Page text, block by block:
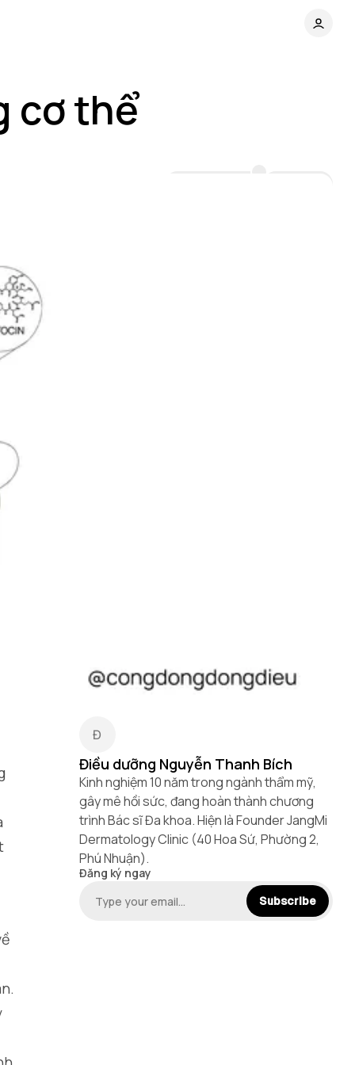
cơ thể
Điều dưỡng Nguyễn Thanh Bích
Kinh nghiệm 10 năm trong ngành thẩm mỹ,
gây mê hồi sức, đang hoàn thành chương
trình Bác sĩ Đa khoa. Hiện là Founder JangMi
Dermatology Clinic (40 Hoa Sứ, Phường 2,
Phú Nhuận).
Đăng ký ngay
Subscribe